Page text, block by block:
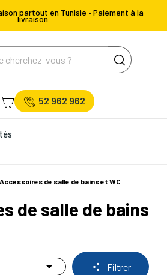
partout en Tunisie • Paiement à la
livraison
52 962 962
Accessoires de salle de bains et WC
de salle de bains
 Filtrer